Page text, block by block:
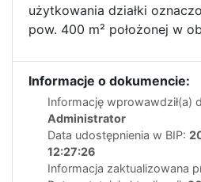
użytkowania działki
pow. 400 m² położonej w
Informacje o dokumencie:
Informację wprowawdził(a)
Administrator
Data udostępnienia w BIP:
12:27:26
Informacja zaktualizowana